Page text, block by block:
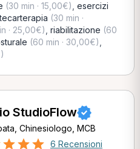
(30 min · 15,00€) esercizi
(30 min ·
· 25,00€) riabilitazione (60
(60 min · 30,00€)
StudioFlow
Chinesiologo, MCB
6 Recensioni